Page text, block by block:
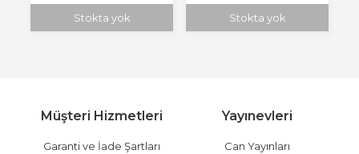
Stokta yok Stokta yok
Müşteri Hizmetleri
Garanti ve İade Şartları
Yayınevleri
Can Yayınları